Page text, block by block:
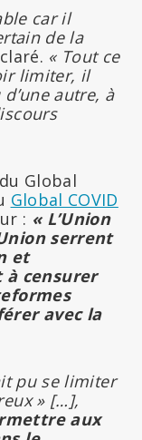
car il
de la
« Tout ce
limiter, il
autre, à
Global
Global COVID
: « L’Union
serrent
et
à censurer
avec la
pu se limiter
» […],
aux